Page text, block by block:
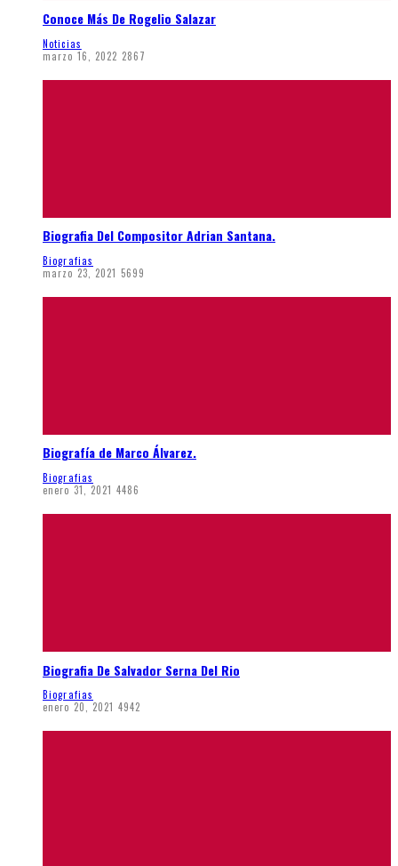
Conoce Más De Rogelio Salazar
Noticias
marzo 16, 2022 2867
Biografia Del Compositor Adrian Santana.
Biografias
marzo 23, 2021 5699
Biografía de Marco Álvarez.
Biografias
enero 31, 2021 4486
Biografia De Salvador Serna Del Rio
Biografias
enero 20, 2021 4942